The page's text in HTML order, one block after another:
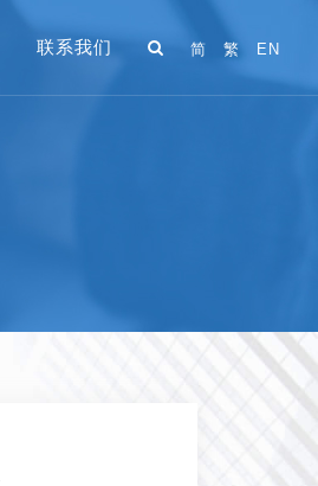
联系我们 简 繁 EN